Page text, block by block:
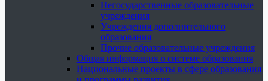
Негосударственные образовательные
учреждения
Учреждения дополнительного
образования
Прочие образовательные учреждения
Общая информация о системе образования
Национальные проекты в сфере образования